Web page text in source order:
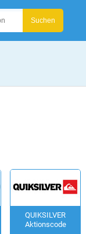
QUIKSILVER
Aktionscode